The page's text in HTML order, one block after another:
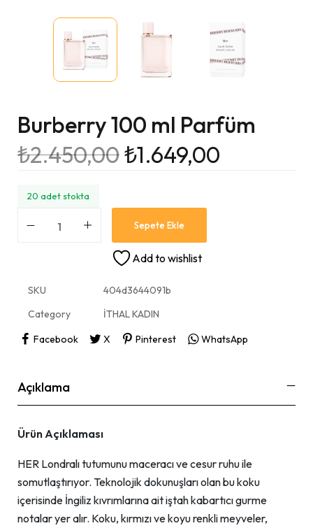
Burberry 100 ml Parfüm
₺2.450,00₺1.649,00
20 adet stokta
Sepete Ekle
Add to wishlist
SKU
404d3644091b
Category
İTHAL KADIN
Facebook
X Pinterest WhatsApp
Açıklama
Ürün Açıklaması
HER Londralı tutumunu maceracı ve cesur ruhu ile
somutlaştırıyor. Teknolojik dokunuşları olan bu koku
içerisinde İngiliz kıvrımlarına ait iştah kabartıcı gurme
notalar yer alır. Koku, kırmızı ve koyu renkli meyveler,